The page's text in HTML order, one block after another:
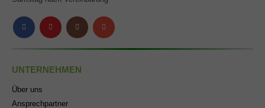
UNTERNEHMEN
Über uns
Ansprechpartner